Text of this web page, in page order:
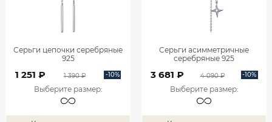
Серьги цепочки серебряные
925
1 251 ₽ 1 390 ₽ -10%
Выберите размер:
Серьги асимметричные
серебряные 925
3 681 ₽ 4 090 ₽ -10%
Выберите размер: